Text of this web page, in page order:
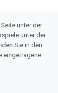
unter der
unter der
Sie in den
eingetragene